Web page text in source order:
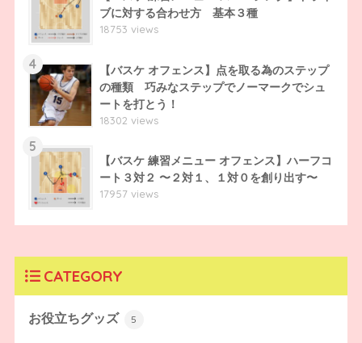
ブに対する合わせ方 基本３種
18753 views
4
【バスケ オフェンス】点を取る為のステップ
の種類 巧みなステップでノーマークでシュ
ートを打とう！
18302 views
5
【バスケ 練習メニュー オフェンス】ハーフコ
ート３対２ 〜２対１、１対０を創り出す〜
17957 views
CATEGORY
お役立ちグッズ 5